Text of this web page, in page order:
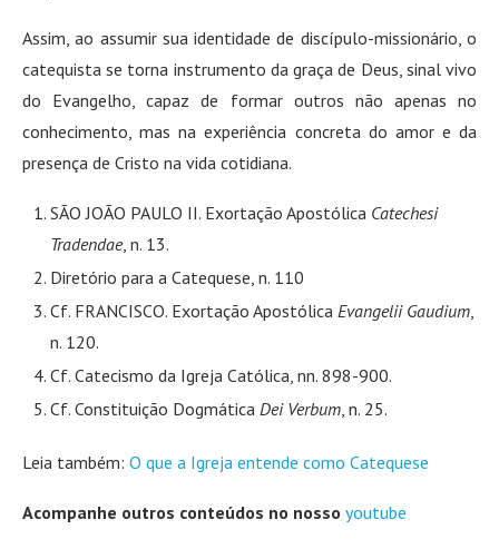
Assim, ao assumir sua identidade de discípulo-missionário, o
catequista se torna instrumento da graça de Deus, sinal vivo
do Evangelho, capaz de formar outros não apenas no
conhecimento, mas na experiência concreta do amor e da
presença de Cristo na vida cotidiana.
SÃO JOÃO PAULO II. Exortação Apostólica Catechesi
Tradendae, n. 13.
Diretório para a Catequese, n. 110
Cf. FRANCISCO. Exortação Apostólica Evangelii Gaudium
n. 120.
Cf. Catecismo da Igreja Católica, nn. 898-900.
Cf. Constituição Dogmática Dei Verbum , n. 25.
Leia também: O que a Igreja entende como Catequese
Acompanhe outros conteúdos no nosso youtube